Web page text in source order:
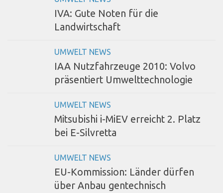
IVA: Gute Noten für die
Landwirtschaft
UMWELT NEWS
IAA Nutzfahrzeuge 2010: Volvo
präsentiert Umwelttechnologie
UMWELT NEWS
Mitsubishi i-MiEV erreicht 2. Platz
bei E-Silvretta
UMWELT NEWS
EU-Kommission: Länder dürfen
über Anbau gentechnisch